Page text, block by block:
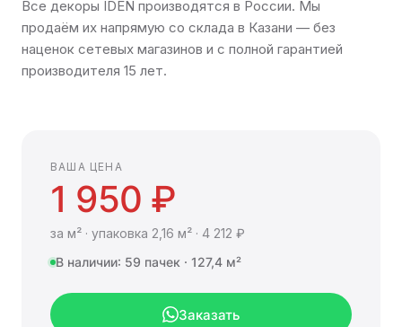
Все декоры IDEN производятся в России. Мы
продаём их напрямую со склада в Казани — без
наценок сетевых магазинов и с полной гарантией
производителя 15 лет.
ВАША ЦЕНА
1 950 ₽
за м² · упаковка 2,16 м² · 4 212 ₽
В наличии: 59 пачек · 127,4 м²
Заказать